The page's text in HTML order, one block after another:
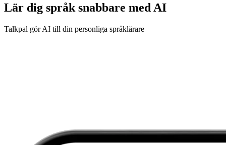
Lär dig språk snabbare med AI
Talkpal gör AI till din personliga språklärare